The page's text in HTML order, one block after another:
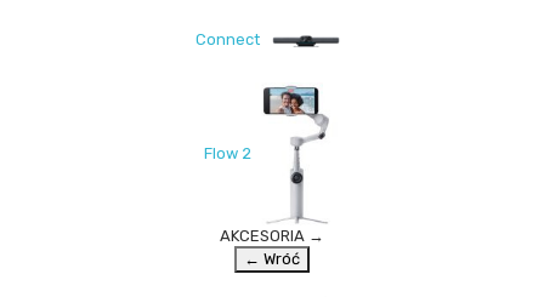
Connect
Flow 2
AKCESORIA →
← Wróć